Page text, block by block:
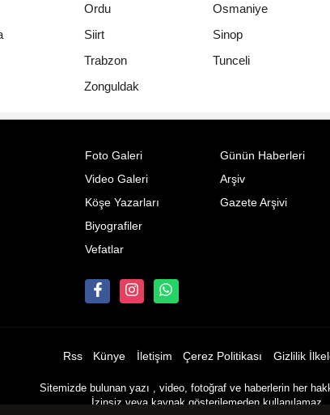
Ordu Osmaniye
Siirt Sinop
Trabzon Tunceli
Zonguldak
Foto Galeri
Video Galeri
Köşe Yazarları
Biyografiler
Vefatlar
Günün Haberleri
Arşiv
Gazete Arşivi
Rss Künye İletişim Çerez Politikası Gizlilik
Sitemizde bulunan yazı , video, fotoğraf ve haberlerin her
İzinsiz veya kaynak gösterilemeden kullanılamaz.